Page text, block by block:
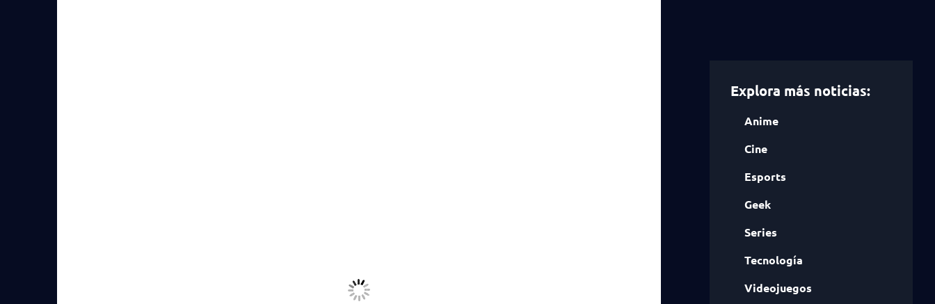
Explora más noticias:
Anime
Cine
Esports
Geek
Series
Tecnología
Videojuegos